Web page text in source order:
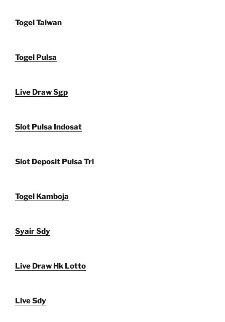
Togel Taiwan
Togel Pulsa
Live Draw Sgp
Slot Pulsa Indosat
Slot Deposit Pulsa Tri
Togel Kamboja
Syair Sdy
Live Draw Hk Lotto
Live Sdy